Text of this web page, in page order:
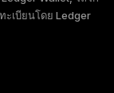
ะเบียนโดย Ledger